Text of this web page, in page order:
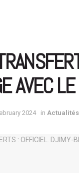
AVEC
2024 in Actualités